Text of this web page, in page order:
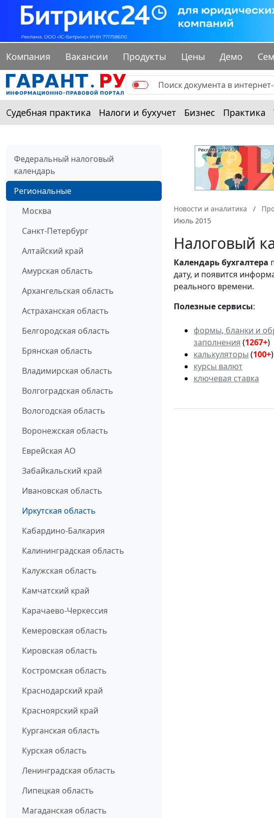
Компания Вакансии Продукты Цены Демо
Судебная практика Налоги и бухучет Бизнес Практика
Федеральный налоговый
календарь
Региональные
Москва
Санкт-Петербург
Алтайский край
Амурская область
Архангельская область
Астраханская область
Белгородская область
Брянская область
Владимирская область
Волгоградская область
Вологодская область
Воронежская область
Еврейская АО
Забайкальский край
Ивановская область
Иркутская область
Кабардино-Балкария
Калининградская область
Калужская область
Камчатский край
Карачаево-Черкессия
Кемеровская область
Кировская область
Костромская область
Краснодарский край
Красноярский край
Курганская область
Курская область
Ленинградская область
Липецкая область
Магаданская область
Новости и аналитика
Июль 2015
Налоговый
Календарьбухгалтера
дату, и появится
реального времени.
Полезные сервисы:
формы, бланки и
заполнения (1267+)
калькуляторы (100+)
курсы валют
ключевая ставка